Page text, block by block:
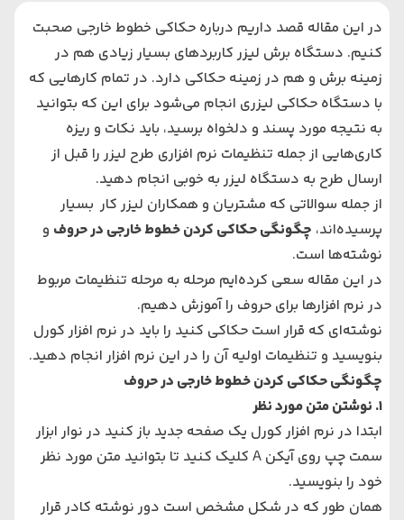
در این مقاله قصد داریم درباره حکاکی خطوط خارجی صحبت
کنیم. دستگاه برش لیزرکاربردهای بسیار زیادی هم در
زمینه برش و هم در زمینه حکاکی دارد. در تمام کارهایی که
با دستگاه حکاکی لیزری انجام می‌شود برای این که بتوانید
به نتیجه مورد پسند و دلخواه برسید، باید نکات و ریزه
کاری‌هایی از جمله تنظیمات نرم افزاری طرح لیزررا قبل از
ارسال طرح به دستگاه لیزر به خوبی انجام دهید.
از جمله سوالاتی که مشتریان و همکاران لیزر کار بسیار
پرسیده‌اند، چگونگی حکاکی کردن خطوط خارجی در حروف و
نوشته‌ها است.
در این مقاله سعی کرده‌ایم مرحله به مرحله تنظیمات مربوط
در نرم افزارها برای حروف را آموزش دهیم.
نوشته‌ای که قرار است حکاکی کنید را باید در نرم افزار کورل
بنویسید و تنظیمات اولیه آن را در این نرم افزار انجام دهید.
چگونگی حکاکی کردن خطوط خارجی در حروف
1. نوشتن متن مورد نظر
ابتدا در نرم افزار کورل یک صفحه جدید باز کنید در نوار ابزار
سمت چپ روی آیکن A کلیک کنید تا بتوانید متن مورد نظر
خود را بنویسید.
همان طور که در شکل مشخص است دور نوشته کادر قرار